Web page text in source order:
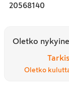
20568140
Oletko
Oletko